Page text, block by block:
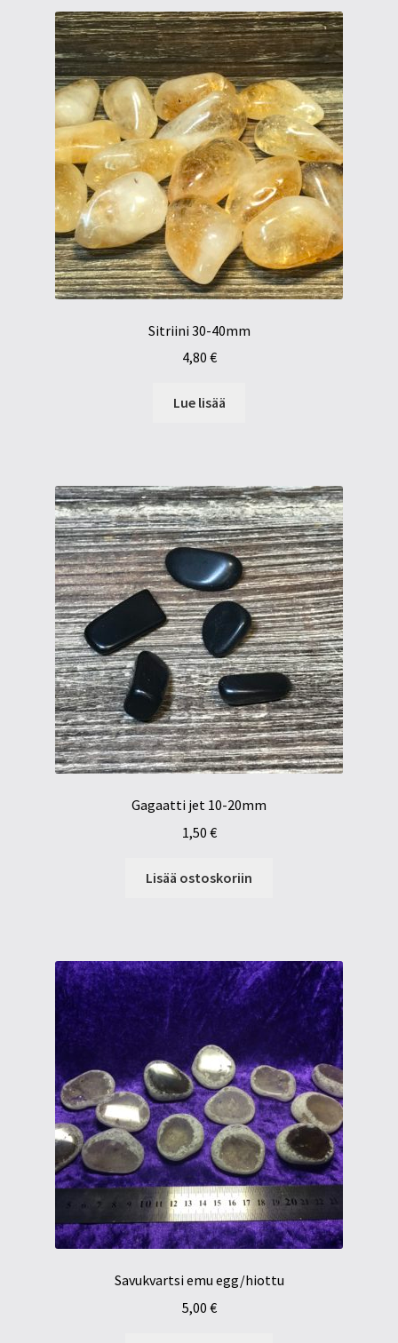
Sitriini 30-40mm
4,80 €
Lue lisää
Gagaatti jet 10-20mm
1,50 €
Lisää ostoskoriin
Savukvartsi emu egg/hiottu
5,00 €